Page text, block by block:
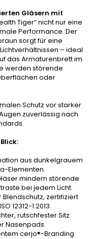
Gläsern mit
Tiger“ nicht nur eine
Performance. Der
sorgt für eine
– ideal
das Armaturenbrett im
werden störende
oder
Schutz vor starker
zuverlässig nach
aus dunkelgrauem
Elementen.
mindern störende
bei jedem Licht.
zertifiziert
12312-1:2013.
rutschfester Sitz
Nasenpads.
cerjo®-Branding